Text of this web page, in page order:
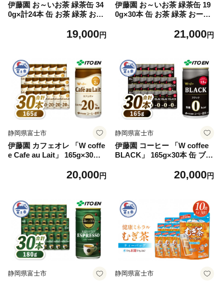
伊藤園 お～いお茶 緑茶缶 34
0g×計24本 缶 お茶 緑茶 おー
料 富士市 [sf066-001]19,000円
伊藤園 お～いお茶 緑茶缶 19
0g×30本 缶 お茶 緑茶 おーい
富士市 [sf066-002]21,000円
静岡県富士市
伊藤園 カフェオレ 「W coffe
e Cafe au Lait」 165g×30本
20,000円
静岡県富士市
伊藤園 コーヒー 「W coffee
BLACK」 165g×30本 缶 ブラ
珈琲 飲料 富士市 [sf066-004]
20,000円
静岡県富士市 静岡県富士市